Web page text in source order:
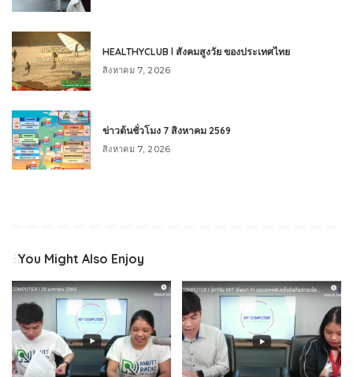
HEALTHYCLUB l สังคมสูงวัย ของประเทศไทย
สิงหาคม 7, 2026
ข่าวต้นชั่วโมง 7 สิงหาคม 2569
สิงหาคม 7, 2026
You Might Also Enjoy